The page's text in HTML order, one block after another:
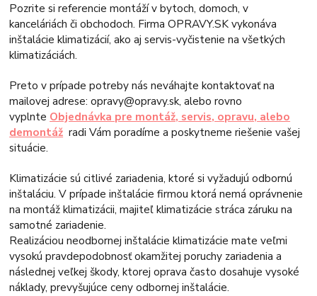
Pozrite si referencie montáží v bytoch, domoch, v
kanceláriách či obchodoch. Firma OPRAVY.SK vykonáva
inštalácie klimatizácií, ako aj servis-vyčistenie na všetkých
klimatizáciách.
Preto v prípade potreby nás neváhajte kontaktovať na
mailovej adrese: opravy@opravy.sk, alebo rovno
vyplnte Objednávka pre montáž, servis, opravu, alebo
demontáž radi Vám poradíme a poskytneme riešenie vašej
situácie.
Klimatizácie sú citlivé zariadenia, ktoré si vyžadujú odbornú
inštaláciu. V prípade inštalácie firmou ktorá nemá oprávnenie
na montáž klimatizácii, majiteľ klimatizácie stráca záruku na
samotné zariadenie.
Realizáciou neodbornej inštalácie klimatizácie mate veľmi
vysokú pravdepodobnosť okamžitej poruchy zariadenia a
následnej veľkej škody, ktorej oprava často dosahuje vysoké
náklady, prevyšujúce ceny odbornej inštalácie.